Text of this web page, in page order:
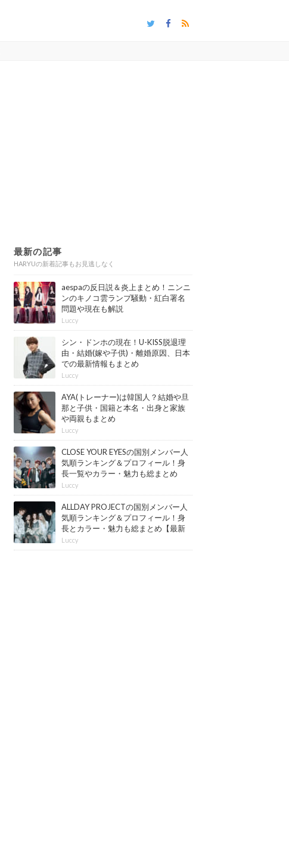
最新の記事
HARYUの新着記事もお見逃しなく
aespaの反日説＆炎上まとめ！ニンニ
ンのキノコ雲ランプ騒動・紅白署名
問題や現在も解説
Luccy
シン・ドンホの現在！U-KISS脱退理
由・結婚(嫁や子供)・離婚原因、日本
での最新情報もまとめ
Luccy
AYA(トレーナー)は韓国人？結婚や旦
那と子供・国籍と本名・出身と家族
や両親もまとめ
Luccy
CLOSE YOUR EYESの国別メンバー人
気順ランキング＆プロフィール！身
長一覧やカラー・魅力も総まとめ
【最新版】
Luccy
ALLDAY PROJECTの国別メンバー人
気順ランキング＆プロフィール！身
長とカラー・魅力も総まとめ【最新
版】
Luccy